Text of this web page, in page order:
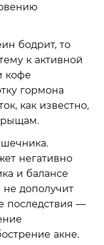
бодрит, то
к активной
кофе
гормона
как известно,
негативно
и балансе
не дополучит
последствия —
акне.